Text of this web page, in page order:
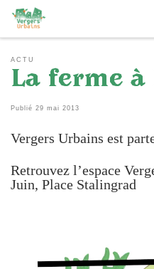
Passer au contenu
ACTU
La ferme à
Publié 29 mai 2013
Vergers Urbains est
Retrouvez l’espace
Juin, Place Stalingrad